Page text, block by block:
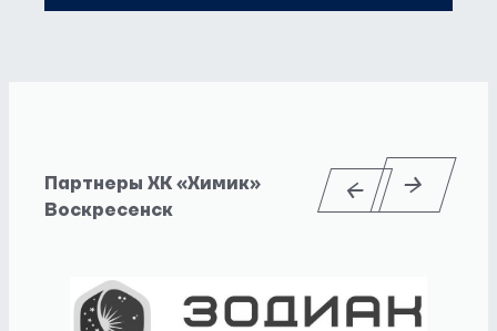
Партнеры ХК «Химик»
Воскресенск